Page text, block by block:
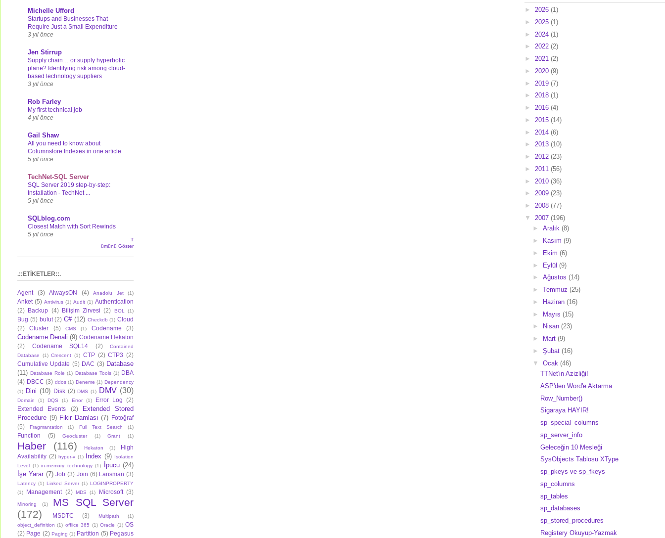
Michelle Ufford
Startups and Businesses That
Require Just a Small Expenditure
3 yıl önce
Jen Stirrup
Supply chain… or supply hyperbolic
plane? Identifying risk among cloud-
based technology suppliers
3 yıl önce
Rob Farley
My first technical job
4 yıl önce
Gail Shaw
All you need to know about
Columnstore Indexes in one article
5 yıl önce
TechNet-SQL Server
SQL Server 2019 step-by-step:
Installation - TechNet ...
5 yıl önce
SQLblog.com
Closest Match with Sort Rewinds
5 yıl önce
T
ümünü Göster
.::ETİKETLER::.
Agent (3) AlwaysON (4) Anadolu Jet (1)
Anket (5) Antivirus (1) Audit (1) Authentication
(2)
Backup (4) Bilişim Zirvesi (2) BOL (1)
Bug (5) bulut (2) C# (12) Checkdb (1) Cloud
(2)
Cluster (5) CMS (1) Codename (3)
Codename Denali (9) Codename Hekaton
(2)
Codename SQL14 (2)
Contained
Database
(1) Crescent (1) CTP (2) CTP3 (2)
Cumulative Update (5) DAC (3) Database
(11) Database Role (1) Database Tools (1) DBA
(4) DBCC (3) ddos (1) Deneme (1) Dependency
(1)
Dini (10) Disk (2) DMS (1) DMV (30)
Domain (1) DQS (1) Error (1) Error Log
(2)
Extended Events
(2)
Extended Stored
Procedure (9) Fikir Damlası (7)
Fotoğraf
(5)
Fragmantation (1) Full Text Search (1)
Function (5) Geocluster (1) Grant (1)
Haber (116) Hekaton (1)
High
Availability (2) hyper-v (1) Index (9)
Isolation
Level
(1) in-memory technology (1) İpucu (24)
İşe Yarar (7) Job (3) Join (6) Lansman (3)
Latency (1) Linked Server (1) LOGINPROPERTY
(1)
Management (2) MDS (1) Microsoft (3)
Mirroring (1)
MS SQL Server
(172)
MSDTC (3) Multipath
(1)
object_definition (1) offlice 365 (1) Oracle (1) OS
(2) Page (2) Paging (1) Partition (5) Pegasus
► 2026 (1)
► 2025 (1)
► 2024 (1)
► 2022 (2)
► 2021 (2)
► 2020 (9)
► 2019 (7)
► 2018 (1)
► 2016 (4)
► 2015 (14)
► 2014 (6)
► 2013 (10)
► 2012 (23)
► 2011 (56)
► 2010 (36)
► 2009 (23)
► 2008 (77)
▼ 2007 (196)
► Aralık (8)
►
Kasım (9)
►
Ekim (6)
► Eylül (9)
► Ağustos (14)
► Temmuz (25)
►
Haziran (16)
► Mayıs (15)
►
Nisan (23)
►
Mart (9)
► Şubat (16)
▼ Ocak (46)
TTNet'in Azizliği!
ASP'den Word'e Aktarma
Row_Number()
Sigaraya HAYIR!
sp_special_columns
sp_server_info
Geleceğin 10 Mesleği
SysObjects Tablosu XType
sp_pkeys ve sp_fkeys
sp_columns
sp_tables
sp_databases
sp_stored_procedures
Registery Okuyup-Yazmak